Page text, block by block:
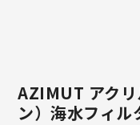
AZIMUT アクリ
ン）海水フィル